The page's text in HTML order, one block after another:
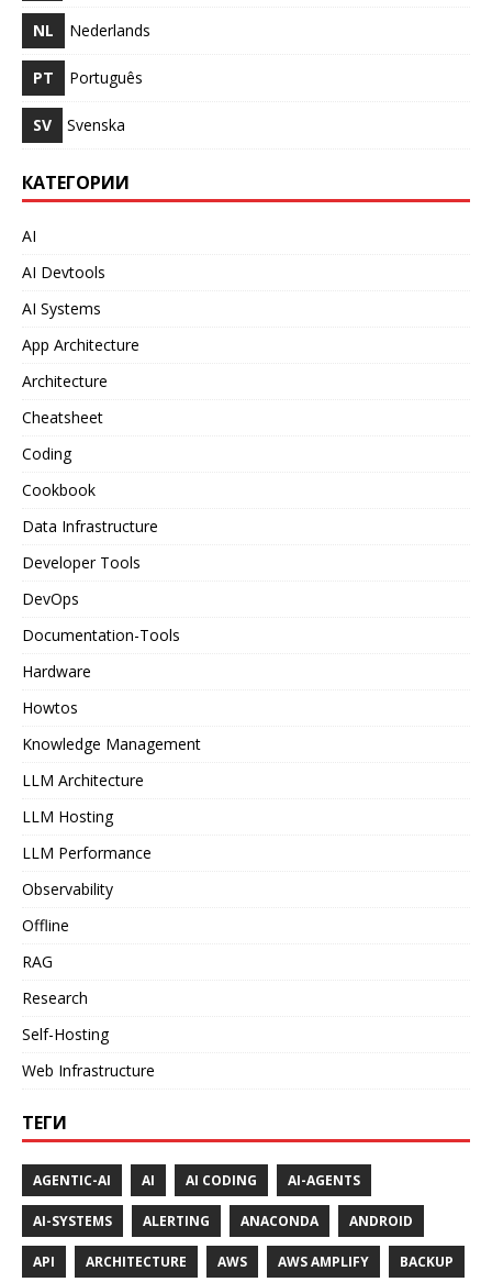
NL Nederlands
PT Português
SV Svenska
КАТЕГОРИИ
AI
AI Devtools
AI Systems
App Architecture
Architecture
Cheatsheet
Coding
Cookbook
Data Infrastructure
Developer Tools
DevOps
Documentation-Tools
Hardware
Howtos
Knowledge Management
LLM Architecture
LLM Hosting
LLM Performance
Observability
Offline
RAG
Research
Self-Hosting
Web Infrastructure
ТЕГИ
AGENTIC-AI AI AI CODING AI-AGENTS
AI-SYSTEMS ALERTING ANACONDA ANDROID
API ARCHITECTURE AWS AWS AMPLIFY BACKUP